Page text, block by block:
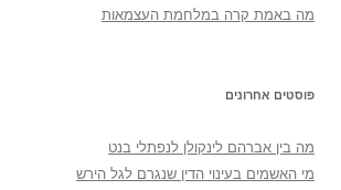
מה באמת קרה במלחמת העצמאות
פוסטים אחרונים
מה בין אברהם לינקולן לנפתלי בנט
מי האשמים בעינוי הדין שנגרם לגל הירש